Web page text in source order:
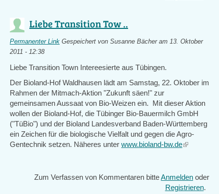
Liebe Transition Tow ..
Permanenter Link Gespeichert von Susanne Bächeram 13. Oktober
2011 - 12:38
Liebe Transition Town Intereesierte aus Tübingen.
Der Bioland-Hof Waldhausen lädt am Samstag, 22. Oktober im
Rahmen der Mitmach-Aktion "Zukunft säen!" zur
gemeinsamen Aussaat von Bio-Weizen ein. Mit dieser Aktion
wollen der Bioland-Hof, die Tübinger Bio-Bauermilch GmbH
("TüBio") und der Bioland Landesverband Baden-Württemberg
ein Zeichen für die biologische Vielfalt und gegen die Agro-
Gentechnik setzen. Näheres unter www.bioland-bw.de(link
Zum Verfassen von Kommentaren bitteAnmelden oder
Registrieren.